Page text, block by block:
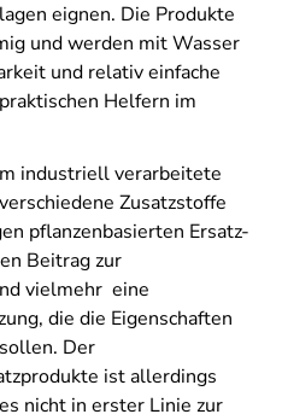
eignen. Die Produkte
und werden mit Wasser
und relativ einfache
Helfern im
industriell verarbeitete
Zusatzstoffe
pflanzenbasierten Ersatz-
Beitrag zur
vielmehr eine
die die Eigenschaften
Der
ist allerdings
nicht in erster Linie zur